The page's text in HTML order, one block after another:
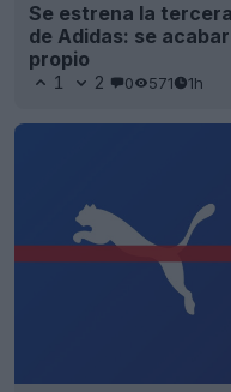
Se estrena la
de Adidas: se
propio
1 2 0 571 1h